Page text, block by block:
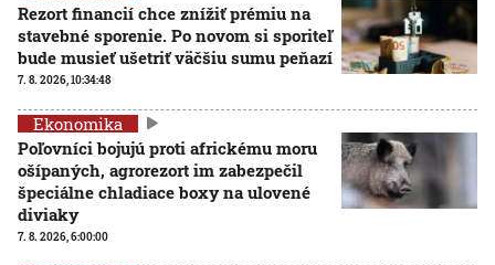
Rezort financií chce znížiť prémiu na
stavebné sporenie. Po novom si sporiteľ
bude musieť ušetriť väčšiu sumu peňazí
7. 8. 2026, 10:34:48
Ekonomika
Poľovníci bojujú proti africkému moru
ošípaných, agrorezort im zabezpečil
špeciálne chladiace boxy na ulovené
diviaky
7. 8. 2026, 6:00:00